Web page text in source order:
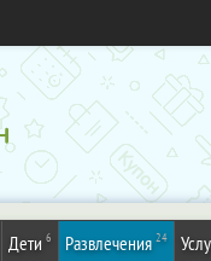
Дети 6 Развлечения 24